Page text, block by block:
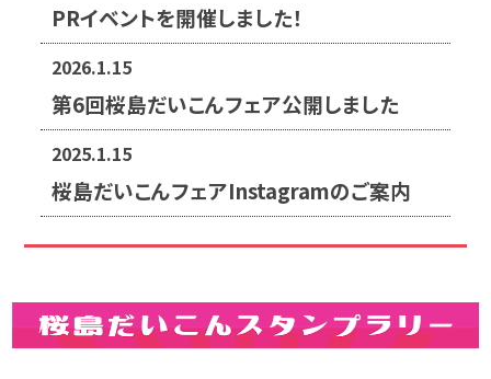
PRイベントを開催しました！
2026.1.15
第6回桜島だいこんフェア公開しました
2025.1.15
桜島だいこんフェアInstagramのご案内